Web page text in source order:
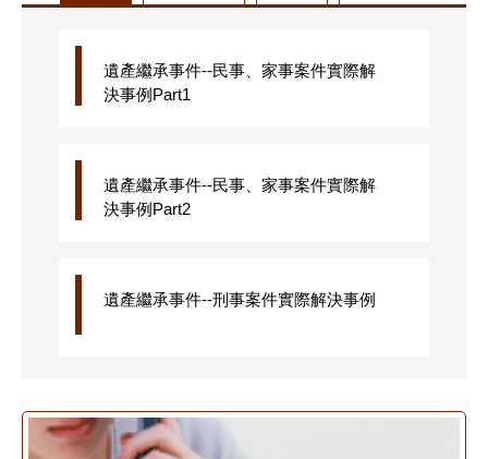
遺產繼承事件--民事、家事案件實際解
決事例Part1
遺產繼承事件--民事、家事案件實際解
決事例Part2
遺產繼承事件--刑事案件實際解決事例